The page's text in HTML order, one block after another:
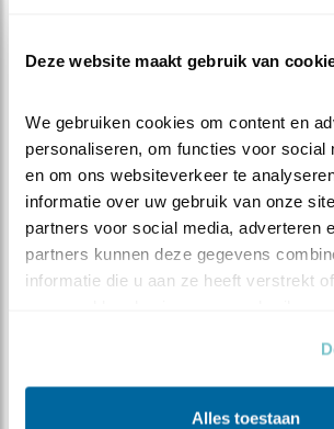
Deze website maakt gebruik van
We gebruiken cookies om content en
personaliseren, om functies voor social
en om ons websiteverkeer te
informatie over uw gebruik van onze
partners voor social media, adverteren
partners kunnen deze gegevens
informatie die u aan ze heeft verstrekt
Alles toestaan